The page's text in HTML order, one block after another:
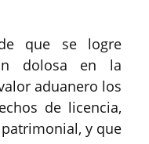
que se logre
dolosa en la
aduanero los
de licencia,
y que